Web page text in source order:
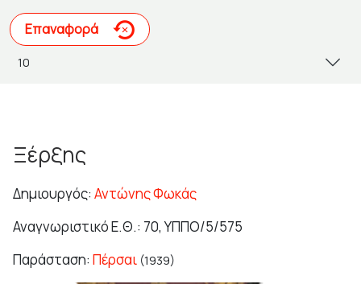
Επαναφορά
Ξέρξης
Δημιουργός: Αντώνης Φωκάς
Αναγνωριστικό Ε.Θ.: 70, ΥΠΠΟ/5/575
Παράσταση: Πέρσαι (1939)